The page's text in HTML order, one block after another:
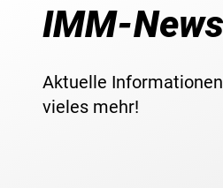
IMM-
Aktuelle
vieles mehr!